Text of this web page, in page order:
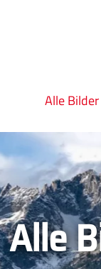
Alle Bilder
Alle